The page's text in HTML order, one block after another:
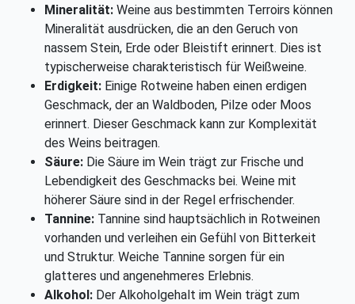
Mineralität: Weine aus bestimmten Terroirs können
Mineralität ausdrücken, die an den Geruch von
nassem Stein, Erde oder Bleistift erinnert. Dies ist
typischerweise charakteristisch für Weißweine.
Erdigkeit: Einige Rotweine haben einen erdigen
Geschmack, der an Waldboden, Pilze oder Moos
erinnert. Dieser Geschmack kann zur Komplexität
des Weins beitragen.
Säure: Die Säure im Wein trägt zur Frische und
Lebendigkeit des Geschmacks bei. Weine mit
höherer Säure sind in der Regel erfrischender.
Tannine: Tannine sind hauptsächlich in Rotweinen
vorhanden und verleihen ein Gefühl von Bitterkeit
und Struktur. Weiche Tannine sorgen für ein
glatteres und angenehmeres Erlebnis.
Alkohol: Der Alkoholgehalt im Wein trägt zum